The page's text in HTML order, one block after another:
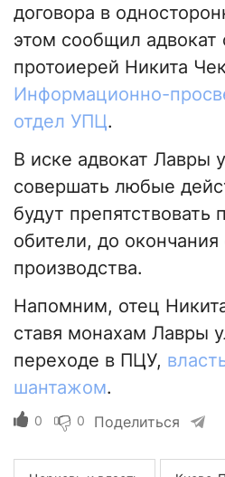
договора в
этом сообщил адвокат
протоиерей Никита
Информационно-
отдел УПЦ.
В иске адвокат Лавры
совершать любые
будут
обители, до окончания
производства.
Напомним, отец
ставя монахам Лавры
переходе в ПЦУ,
шантажом.
0 0 Поделиться